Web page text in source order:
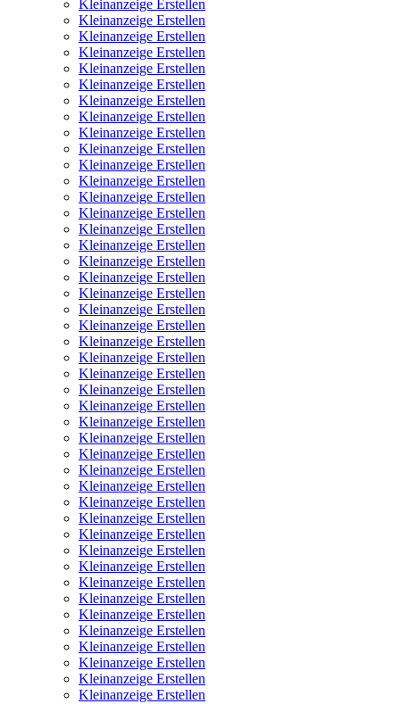
Kleinanzeige Erstellen
Kleinanzeige Erstellen
Kleinanzeige Erstellen
Kleinanzeige Erstellen
Kleinanzeige Erstellen
Kleinanzeige Erstellen
Kleinanzeige Erstellen
Kleinanzeige Erstellen
Kleinanzeige Erstellen
Kleinanzeige Erstellen
Kleinanzeige Erstellen
Kleinanzeige Erstellen
Kleinanzeige Erstellen
Kleinanzeige Erstellen
Kleinanzeige Erstellen
Kleinanzeige Erstellen
Kleinanzeige Erstellen
Kleinanzeige Erstellen
Kleinanzeige Erstellen
Kleinanzeige Erstellen
Kleinanzeige Erstellen
Kleinanzeige Erstellen
Kleinanzeige Erstellen
Kleinanzeige Erstellen
Kleinanzeige Erstellen
Kleinanzeige Erstellen
Kleinanzeige Erstellen
Kleinanzeige Erstellen
Kleinanzeige Erstellen
Kleinanzeige Erstellen
Kleinanzeige Erstellen
Kleinanzeige Erstellen
Kleinanzeige Erstellen
Kleinanzeige Erstellen
Kleinanzeige Erstellen
Kleinanzeige Erstellen
Kleinanzeige Erstellen
Kleinanzeige Erstellen
Kleinanzeige Erstellen
Kleinanzeige Erstellen
Kleinanzeige Erstellen
Kleinanzeige Erstellen
Kleinanzeige Erstellen
Kleinanzeige Erstellen